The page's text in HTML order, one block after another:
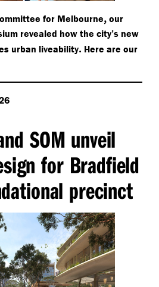
for Melbourne, our
revealed how the city’s new
urban liveability. Here are our
SOM unveil
for Bradfield
precinct